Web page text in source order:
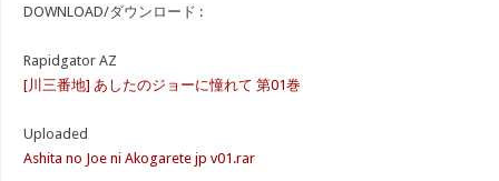
DOWNLOAD/ダウンロード :
Rapidgator AZ
[川三番地] あしたのジョーに憧れて 第01巻
Uploaded
Ashita no Joe ni Akogarete jp v01.rar